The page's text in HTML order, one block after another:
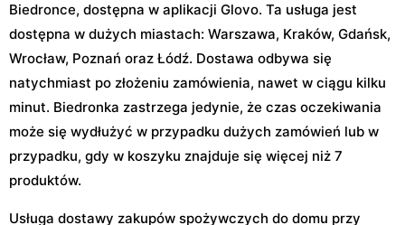
Biedronce, dostępna w aplikacji Glovo. Ta usługa jest
dostępna w dużych miastach: Warszawa, Kraków, Gdańsk,
Wrocław, Poznań oraz Łódź. Dostawa odbywa się
natychmiast po złożeniu zamówienia, nawet w ciągu kilku
minut. Biedronka zastrzega jedynie, że czas oczekiwania
może się wydłużyć w przypadku dużych zamówień lub w
przypadku, gdy w koszyku znajduje się więcej niż 7
produktów.
Usługa dostawy zakupów spożywczych do domu przy